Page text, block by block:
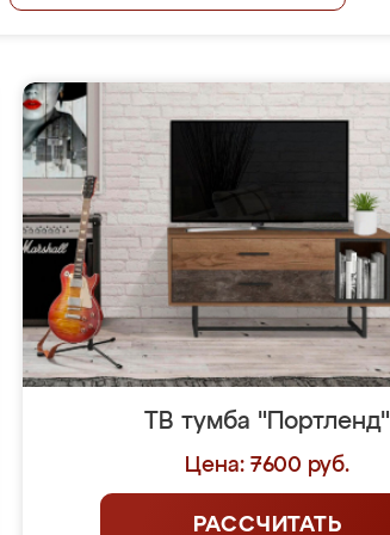
ТВ тумба "Портленд"
Цена: 7600 руб.
РАССЧИТАТЬ